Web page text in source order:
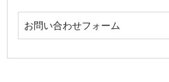
お問い合わせフォーム